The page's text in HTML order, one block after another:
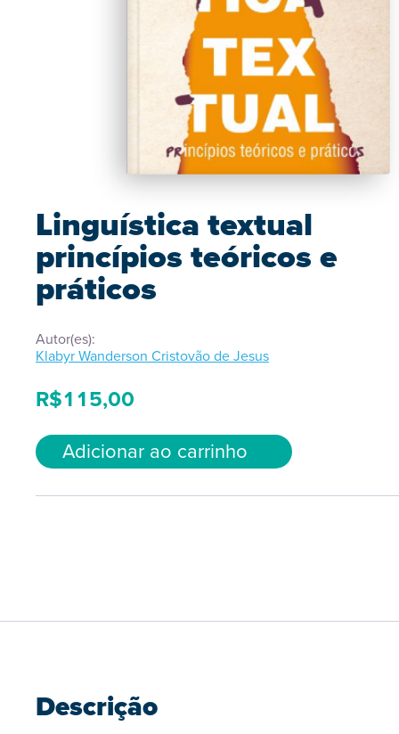
Linguística textual
princípios teóricos e
práticos
Autor(es):
Klabyr Wanderson Cristovão de Jesus
R$115,00
Adicionar ao carrinho
Descrição